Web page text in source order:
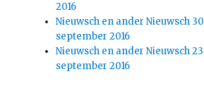
2016
Nieuwsch en ander Nieuwsch 30
september 2016
Nieuwsch en ander Nieuwsch 23
september 2016